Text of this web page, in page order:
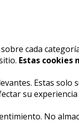
cada
Estas cookies
Estas solo
su experiencia
No